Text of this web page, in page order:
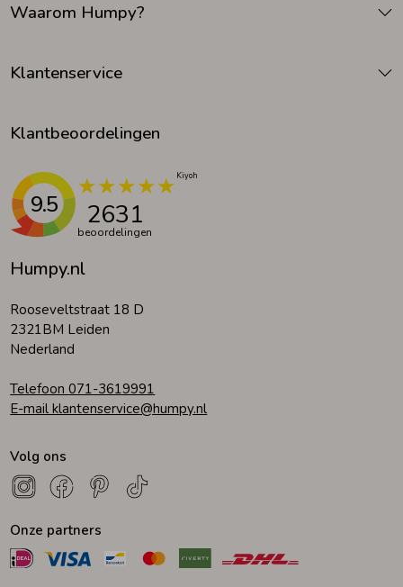
Humpy.nl
Rooseveltstraat 18 D
2321BM Leiden
Nederland
Telefoon 071-3619991
E-mail klantenservice@humpy.nl
Waarom Humpy?
Klantenservice
Klantbeoordelingen
9.5 2631
beoordelingen
Volg ons
Onze partners